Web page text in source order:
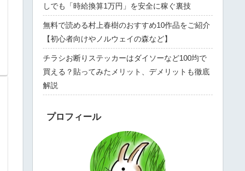
しでも「時給換算1万円」を安全に稼ぐ裏技
無料で読める村上春樹のおすすめ10作品をご紹介
【初心者向けやノルウェイの森など】
チラシお断りステッカーはダイソーなど100均で
買える？貼ってみたメリット、デメリットも徹底
解説
プロフィール